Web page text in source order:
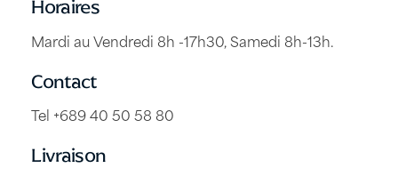
Horaires
Mardi au Vendredi 8h -17h30, Samedi 8h-13h.
Contact
Tel +689 40 50 58 80
Livraison